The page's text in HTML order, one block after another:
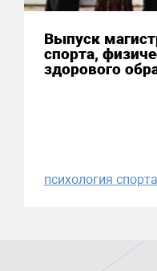
Выпуск
спорта,
здорового
психология спорта